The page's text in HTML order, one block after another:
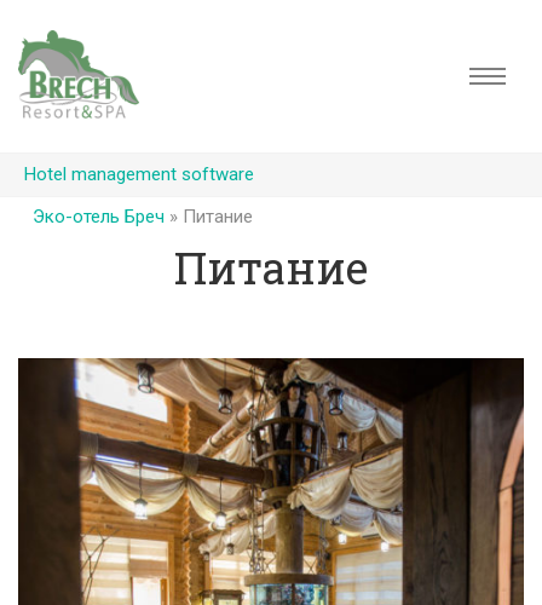
Hotel management software
Эко-отель Бреч » Питание
Питание